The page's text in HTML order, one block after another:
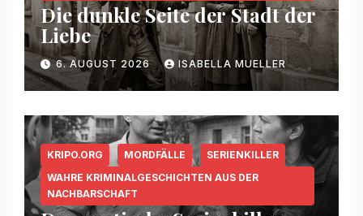
Die dunkle Seite der Stadt der
Liebe
6. AUGUST 2026 ISABELLA MUELLER
KRIPO.ORG MORDFÄLLE
SERIENKILLER
WAHRE KRIMINALGESCHICHTEN AUS DER
NACHBARSCHAFT